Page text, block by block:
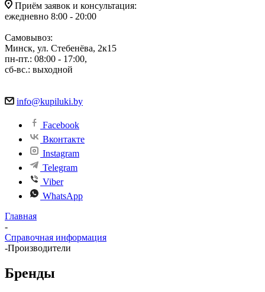
Приём заявок и консультация:
ежедневно 8:00 - 20:00
Самовывоз:
Минск, ул. Стебенёва, 2к15
пн-пт.: 08:00 - 17:00,
сб-вс.: выходной
info@kupiluki.by
Facebook
Вконтакте
Instagram
Telegram
Viber
WhatsApp
Главная
-
Справочная информация
-Производители
Бренды